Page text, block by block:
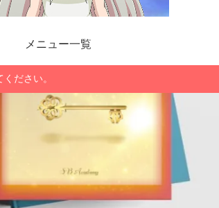
メニュー一覧
ださい。